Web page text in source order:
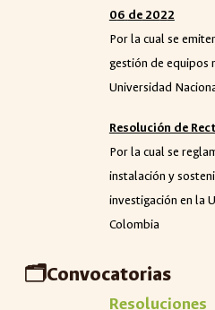
06 de2022
Por la cual se
gestión de equipos
Universidad
Resolución de
Por la cual se
instalación y
investigación en la
Colombia
🗂️Convocatorias
Resoluciones